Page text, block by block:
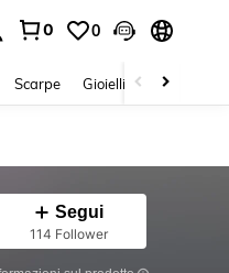
0 0
Scarpe Gioielli E Accessori
Segui
114 Follower